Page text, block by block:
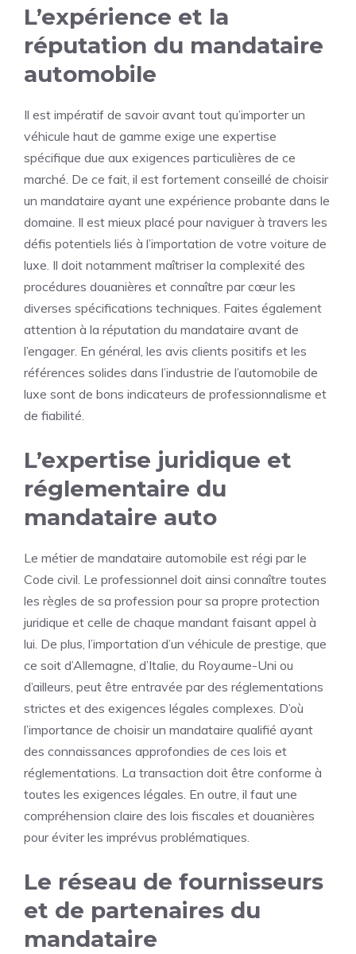
L’expérience et la
réputation du mandataire
automobile
Il est impératif de savoir avant tout qu’importer un
véhicule haut de gamme exige une expertise
spécifique due aux exigences particulières de ce
marché. De ce fait, il est fortement conseillé de choisir
un mandataire ayant une expérience probante dans le
domaine. Il est mieux placé pour naviguer à travers les
défis potentiels liés à l’importation de votre voiture de
luxe. Il doit notamment maîtriser la complexité des
procédures douanières et connaître par cœur les
diverses spécifications techniques. Faites également
attention à la réputation du mandataire avant de
l’engager. En général, les avis clients positifs et les
références solides dans l’industrie de l’automobile de
luxe sont de bons indicateurs de professionnalisme et
de fiabilité.
L’expertise juridique et
réglementaire du
mandataire auto
Le métier de mandataire automobile est régi par le
Code civil. Le professionnel doit ainsi connaître toutes
les règles de sa profession pour sa propre protection
juridique et celle de chaque mandant faisant appel à
lui. De plus, l’importation d’un véhicule de prestige, que
ce soit d’Allemagne, d’Italie, du Royaume-Uni ou
d’ailleurs, peut être entravée par des réglementations
strictes et des exigences légales complexes. D’où
l’importance de choisir un mandataire qualifié ayant
des connaissances approfondies de ces lois et
réglementations. La transaction doit être conforme à
toutes les exigences légales. En outre, il faut une
compréhension claire des lois fiscales et douanières
pour éviter les imprévus problématiques.
Le réseau de fournisseurs
et de partenaires du
mandataire